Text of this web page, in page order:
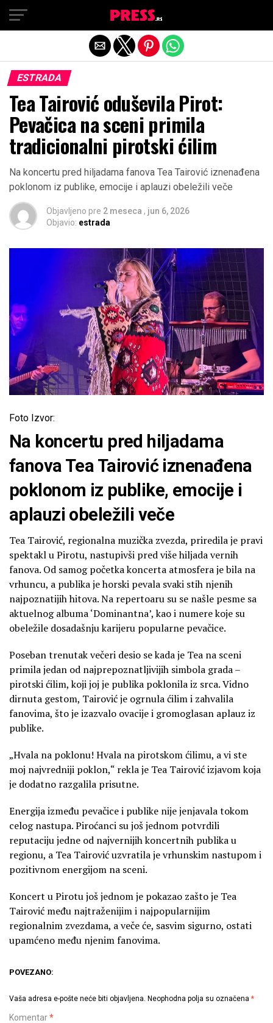
ESTRADA
Tea Tairović oduševila Pirot:
Pevačica na sceni primila
tradicionalni pirotski ćilim
Na koncertu pred hiljadama fanova Tea Tairović iznenađena
poklonom iz publike, emocije i aplauzi obeležili veče
Objavljeno pre 2 meseca , jun 6, 2026
Objavio: estrada
Foto Izvor:
Na koncertu pred hiljadama
fanova Tea Tairović iznenađena
poklonom iz publike, emocije i
aplauzi obeležili veče
Tea Tairović, regionalna muzička zvezda, priredila je pravi
spektakl u Pirotu, nastupivši pred više hiljada vernih
fanova. Od samog početka koncerta atmosfera je bila na
vrhuncu, a publika je horski pevala svaki stih njenih
najpoznatijih hitova. Na repertoaru su se našle pesme sa
aktuelnog albuma ‘Dominantna’, kao i numere koje su
obeležile dosadašnju karijeru popularne pevačice.
Poseban trenutak večeri desio se kada je Tea na sceni
primila jedan od najprepoznatljivijih simbola grada –
pirotski ćilim, koji joj je publika poklonila iz srca. Vidno
dirnuta gestom, Tairović je ogrnula ćilim i zahvalila
fanovima, što je izazvalo ovacije i gromoglasan aplauz iz
publike.
„Hvala na poklonu! Hvala na pirotskom ćilimu, a vi ste
moj najvredniji poklon,“ rekla je Tea Tairović izjavom koja
je dodatno razgalila prisutne.
Energija između pevačice i publike nije jenjavala tokom
celog nastupa. Piroćanci su još jednom potvrdili
reputaciju jedne od najvernijih koncertnih publika u
regionu, a Tea Tairović uzvratila je vrhunskim nastupom i
pozitivnom energijom na sceni.
Koncert u Pirotu još jednom je pokazao zašto je Tea
Tairović među najtraženijim i najpopularnijim
regionalnim zvezdama, a veče će, sasvim sigurno, ostati
upamćeno među njenim fanovima.
POVEZANO:
Vaša adresa e-pošte neće biti objavljena. Neophodna polja su označena *
Komentar*
Exit mobile version